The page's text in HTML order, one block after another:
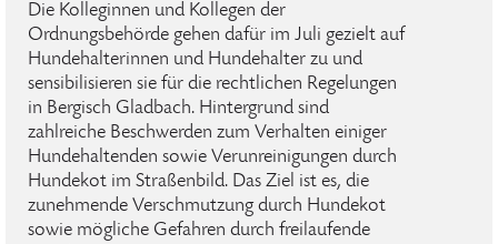
Die Kolleginnen und Kollegen der
Ordnungsbehörde gehen dafür im Juli gezielt auf
Hundehalterinnen und Hundehalter zu und
sensibilisieren sie für die rechtlichen Regelungen
in Bergisch Gladbach. Hintergrund sind
zahlreiche Beschwerden zum Verhalten einiger
Hundehaltenden sowie Verunreinigungen durch
Hundekot im Straßenbild. Das Ziel ist es, die
zunehmende Verschmutzung durch Hundekot
sowie mögliche Gefahren durch freilaufende